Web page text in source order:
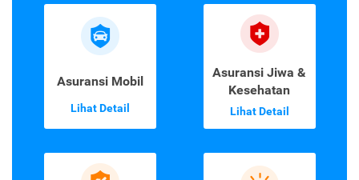
Asuransi Mobil
Lihat Detail
Asuransi Jiwa &
Kesehatan
Lihat Detail